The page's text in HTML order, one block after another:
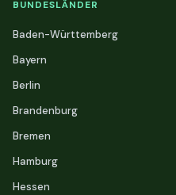
BUNDESLÄNDER
Baden-Württemberg
Bayern
Berlin
Brandenburg
Bremen
Hamburg
Hessen